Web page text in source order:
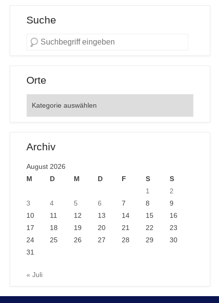
Suche
Orte
Archiv
August 2026
M
D M D F S
S
1
2
3
4 5 6 7 8
9
10
11 12 13 14 15
16
17
18 19 20 21 22
23
24
25 26 27 28 29
30
31
« Juli